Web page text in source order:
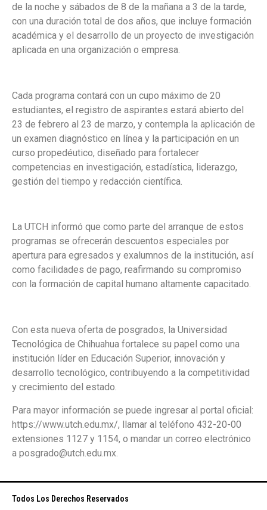
de la noche y sábados de 8 de la mañana a 3 de la tarde,
con una duración total de dos años, que incluye formación
académica y el desarrollo de un proyecto de investigación
aplicada en una organización o empresa.
Cada programa contará con un cupo máximo de 20
estudiantes, el registro de aspirantes estará abierto del
23 de febrero al 23 de marzo, y contempla la aplicación de
un examen diagnóstico en línea y la participación en un
curso propedéutico, diseñado para fortalecer
competencias en investigación, estadística, liderazgo,
gestión del tiempo y redacción científica.
La UTCH informó que como parte del arranque de estos
programas se ofrecerán descuentos especiales por
apertura para egresados y exalumnos de la institución, así
como facilidades de pago, reafirmando su compromiso
con la formación de capital humano altamente capacitado.
Con esta nueva oferta de posgrados, la Universidad
Tecnológica de Chihuahua fortalece su papel como una
institución líder en Educación Superior, innovación y
desarrollo tecnológico, contribuyendo a la competitividad
y crecimiento del estado.
Para mayor información se puede ingresar al portal oficial:
https://www.utch.edu.mx/, llamar al teléfono 432-20-00
extensiones 1127 y 1154, o mandar un correo electrónico
a posgrado@utch.edu.mx
Todos Los Derechos Reservados